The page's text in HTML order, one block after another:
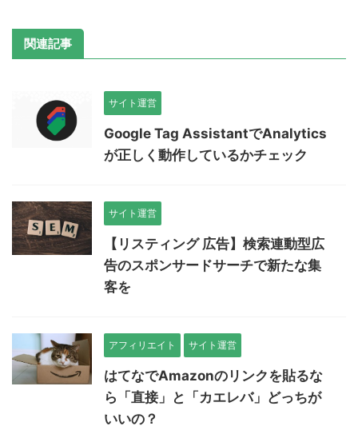
関連記事
サイト運営
Google Tag AssistantでAnalytics
が正しく動作しているかチェック
サイト運営
【リスティング 広告】検索連動型広
告のスポンサードサーチで新たな集
客を
アフィリエイト サイト運営
はてなでAmazonのリンクを貼るな
ら「直接」と「カエレバ」どっちが
いいの？